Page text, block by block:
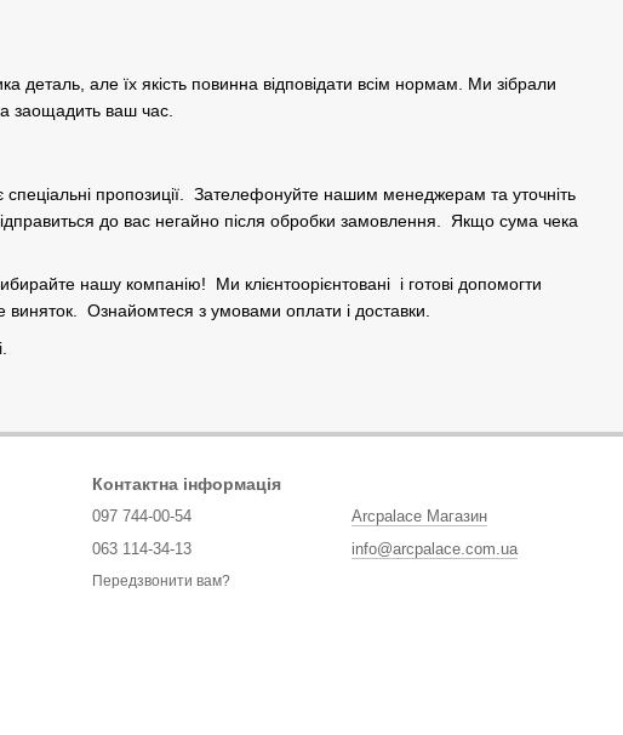
деталь, але їх якість повинна відповідати всім нормам. Ми зібрали
заощадить ваш час.
пропозиції. Зателефонуйте нашим менеджерам та уточніть
до вас негайно після обробки замовлення. Якщо сума чека
нашу компанію! Ми клієнтоорієнтовані і готові допомогти
виняток. Ознайомтеся з умовами оплати і доставки.
Контактна інформація
097 744-00-54
063 114-34-13
Передзвонити вам?
Arcpalace Магазин
info@arcpalace.com.ua